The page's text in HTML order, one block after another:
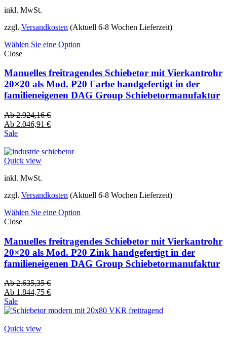
inkl. MwSt.
zzgl. Versandkosten (Aktuell 6-8 Wochen Lieferzeit)
Wählen Sie eine Option
Close
Manuelles freitragendes Schiebetor mit Vierkantrohr
20×20 als Mod. P20 Farbe handgefertigt in der
familieneigenen DAG Group Schiebetormanufaktur
Ab2.924,16€
Ab 2.046,91 €
Sale
Quick view
inkl. MwSt.
zzgl. Versandkosten (Aktuell 6-8 Wochen Lieferzeit)
Wählen Sie eine Option
Close
Manuelles freitragendes Schiebetor mit Vierkantrohr
20×20 als Mod. P20 Zink handgefertigt in der
familieneigenen DAG Group Schiebetormanufaktur
Ab2.635,35€
Ab 1.844,75 €
Sale
Quick view